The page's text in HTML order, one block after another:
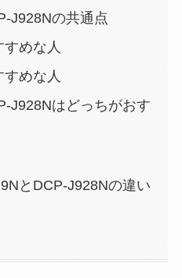
J928Nの共通点
めな人
めな人
J928Nはどっちがおす
とDCP-J928Nの違い